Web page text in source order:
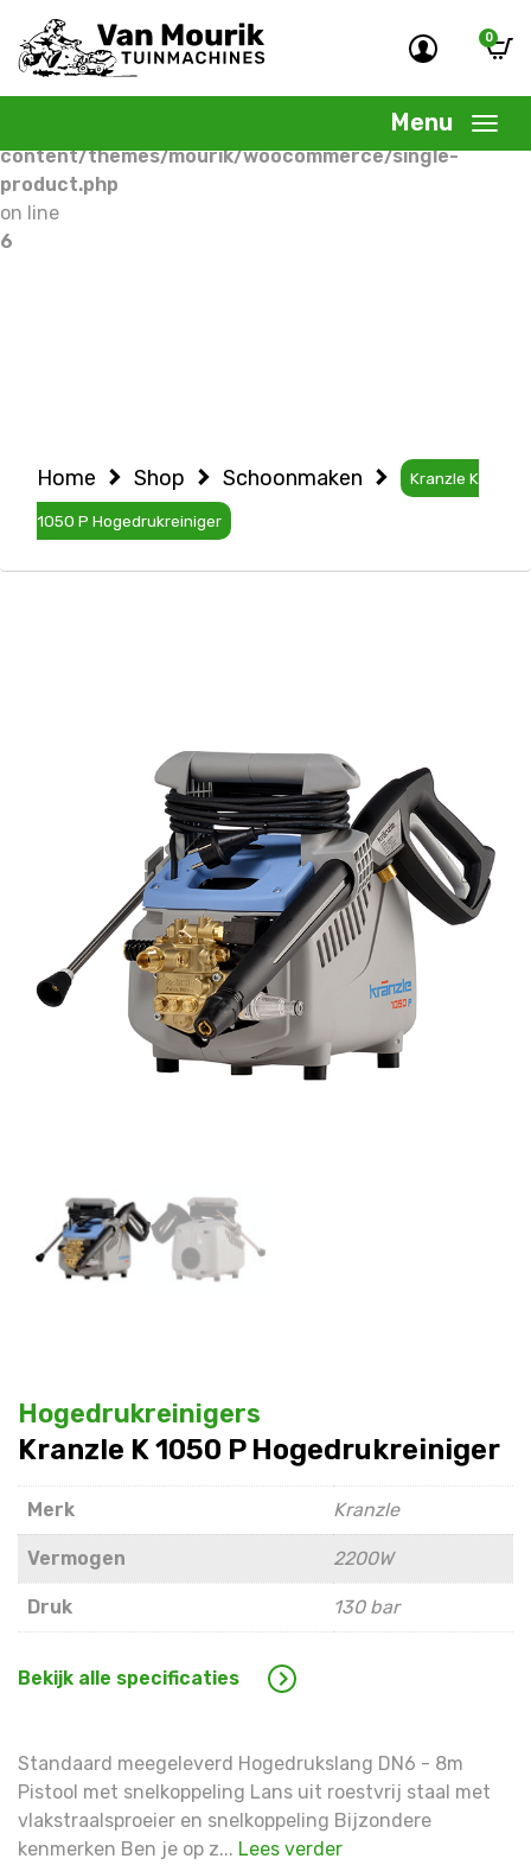
Warning
: Undefined variable $woocommercepage in
/home/allermedia/domains/vanmourik-
content/themes/mourik/woocommerce/single-
product.php
on line
6
0
Menu
Home Shop Schoonmaken Kranzle K
1050 P Hogedrukreiniger
Hogedrukreinigers
Kranzle K 1050 P Hogedrukreiniger
Merk Kranzle
Vermogen 2200W
Druk 130 bar
Bekijk alle specificaties
Standaard meegeleverd Hogedrukslang DN6 - 8m
Pistool met snelkoppeling Lans uit roestvrij staal met
vlakstraalsproeier en snelkoppeling Bijzondere
kenmerken Ben je op z... Lees verder